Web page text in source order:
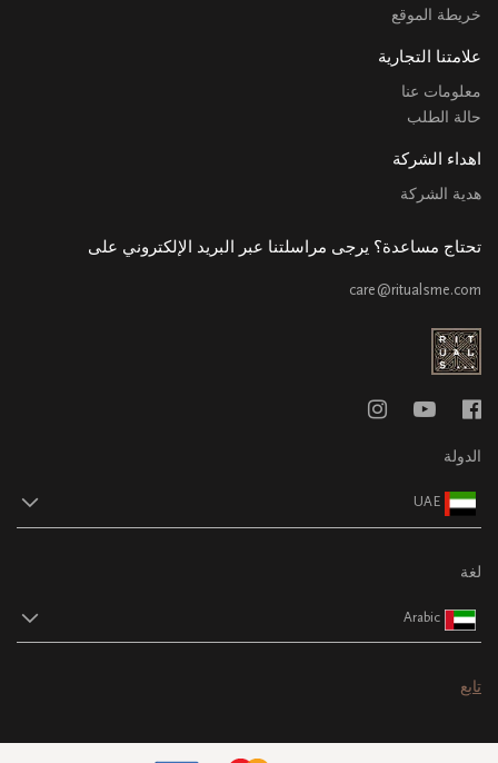
خريطة الموقع
علامتنا التجارية
معلومات عنا
حالة الطلب
اهداء الشركة
هدية الشركة
تحتاج مساعدة؟ يرجى مراسلتنا عبر البريد الإلكتروني على
care@ritualsme.com
الدولة
UAE
لغة
Arabic
تابع